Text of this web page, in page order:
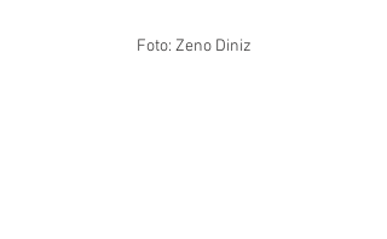
Foto: Zeno Diniz